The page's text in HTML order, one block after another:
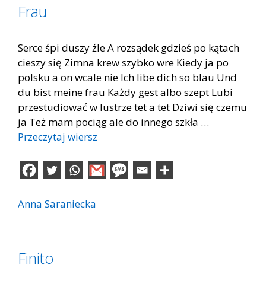
Frau
Serce śpi duszy źle A rozsądek gdzieś po kątach
cieszy się Zimna krew szybko wre Kiedy ja po
polsku a on wcale nie Ich libe dich so blau Und
du bist meine frau Każdy gest albo szept Lubi
przestudiować w lustrze tet a tet Dziwi się czemu
ja Też mam pociąg ale do innego szkła …
Przeczytaj wiersz
Anna Saraniecka
Finito